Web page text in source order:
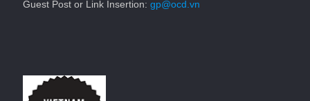
Guest Post or Link Insertion: gp@ocd.vn